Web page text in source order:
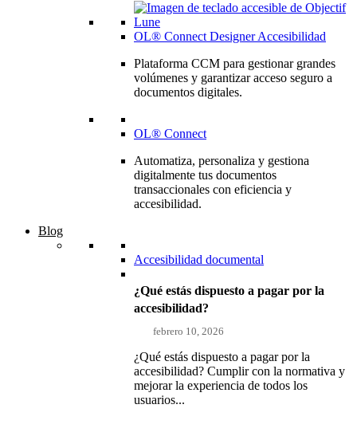
OL® Connect Designer Accesibilidad
Plataforma CCM para gestionar grandes
volúmenes y garantizar acceso seguro a
documentos digitales.
OL® Connect
Automatiza, personaliza y gestiona
digitalmente tus documentos
transaccionales con eficiencia y
accesibilidad.
Blog
Accesibilidad documental
¿Qué estás dispuesto a pagar por la
accesibilidad?
febrero 10, 2026
¿Qué estás dispuesto a pagar por la
accesibilidad? Cumplir con la normativa y
mejorar la experiencia de todos los
usuarios...